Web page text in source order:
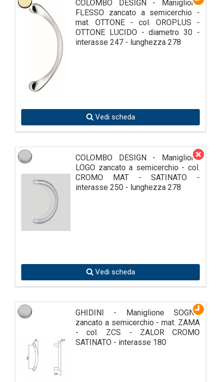
COLOMBO DESIGN - Maniglione
FLESSO zancato a semicerchio -
mat. OTTONE - col. OROPLUS -
OTTONE LUCIDO - diametro 30 -
interasse 247 - lunghezza 278
Vedi scheda
COLOMBO DESIGN - Maniglione
LOGO zancato a semicerchio - col.
CROMO MAT - SATINATO -
interasse 250 - lunghezza 278
Vedi scheda
GHIDINI - Maniglione SOGNO
zancato a semicerchio - mat. ZAMA
- col. ZCS - ZALOR CROMO
SATINATO - interasse 180